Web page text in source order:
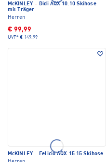
McKINLEY · Didi AQX 10.10 Skihose
mit Träger
Herren
€ 99,99
UVP* € 149,99
McKINLEY · Felicio AQX 15.15 Skihose